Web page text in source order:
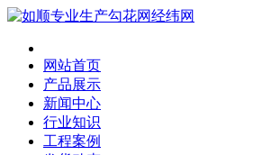
网站首页
产品展示
新闻中心
行业知识
工程案例